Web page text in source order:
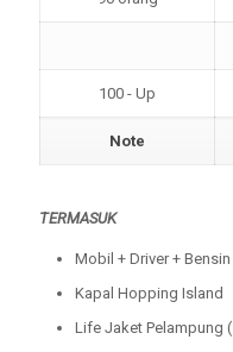
100 - Up
Note
TERMASUK
Mobil + Driver + Bensin
Kapal Hopping Island
Life Jaket Pelampung